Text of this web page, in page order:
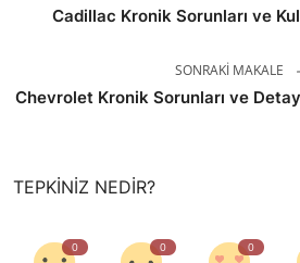
Cadillac Kronik Sorunları ve
SONRAKI MAKALE
Chevrolet Kronik Sorunları ve
TEPKINIZ NEDIR?
0 0 0